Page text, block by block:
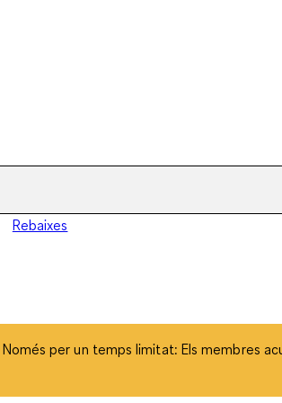
Rebaixes
Només per un temps limitat: Els membres